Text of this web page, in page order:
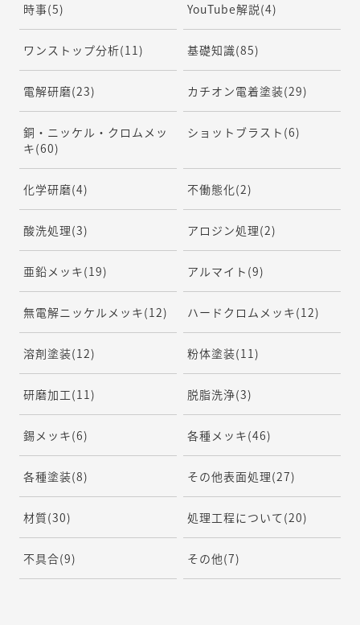
時事(5) YouTube解説(4)
ワンストップ分析(11) 基礎知識(85)
電解研磨(23) カチオン電着塗装(29)
銅・ニッケル・クロムメッ
キ(60)
ショットブラスト (6)
化学研磨(4) 不働態化(2)
酸洗処理(3) アロジン処理(2)
亜鉛メッキ(19) アルマイト (9)
無電解ニッケルメッキ(12) ハードクロムメッキ(12)
溶剤塗装(12) 粉体塗装(11)
研磨加工(11) 脱脂洗浄(3)
錫メッキ(6) 各種メッキ(46)
各種塗装(8) その他表面処理(27)
材質(30) 処理工程について(20)
不具合(9) その他(7)